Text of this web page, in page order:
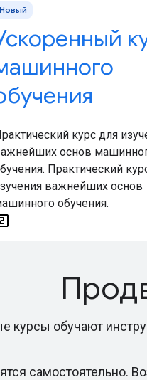
Новый
курс для
основ
Практический
важнейших основ
обучения.
курсы обучают
самостоятельно.